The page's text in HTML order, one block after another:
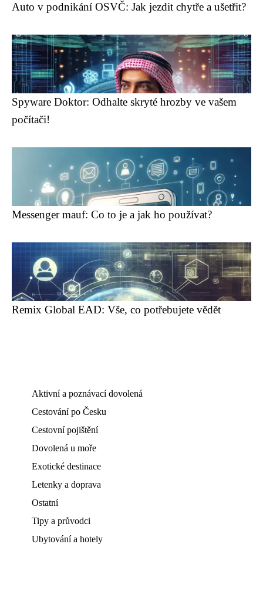
Auto v podnikání OSVČ: Jak jezdit chytře a ušetřit?
Spyware Doktor: Odhalte skryté hrozby ve vašem
počítači!
Messenger mauf: Co to je a jak ho používat?
Remix Global EAD: Vše, co potřebujete vědět
Aktivní a poznávací dovolená
Cestování po Česku
Cestovní pojištění
Dovolená u moře
Exotické destinace
Letenky a doprava
Ostatní
Tipy a průvodci
Ubytování a hotely